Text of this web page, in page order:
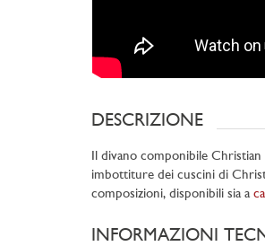
DESCRIZIONE
Il divano componibile Christian
imbottiture dei cuscini di
composizioni, disponibili sia a
INFORMAZIONI